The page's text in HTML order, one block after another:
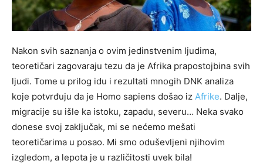
Nakon svih saznanja o ovim jedinstvenim ljudima,
teoretičari zagovaraju tezu da je Afrika prapostojbina svih
ljudi. Tome u prilog idu i rezultati mnogih DNK analiza
koje potvrđuju da je Homo sapiens došao iz Afrike. Dalje,
migracije su išle ka istoku, zapadu, severu… Neka svako
donese svoj zaključak, mi se nećemo mešati
teoretičarima u posao. Mi smo oduševljeni njihovim
izgledom, a lepota je u različitosti uvek bila!